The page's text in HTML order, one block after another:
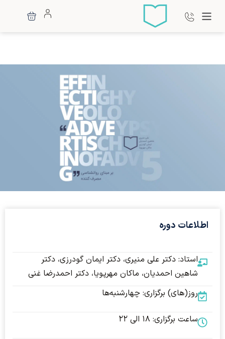
اطلاعات دوره
استاد: دکتر علی منیری، دکتر ایمان گودرزی، دکتر
شاهین احمدیان، ماکان مهرپویا، دکتر احمدرضا غنی
روز(های) برگزاری: چهارشنبه‌ها
ساعت برگزاری: ۱۸ الی ۲۲